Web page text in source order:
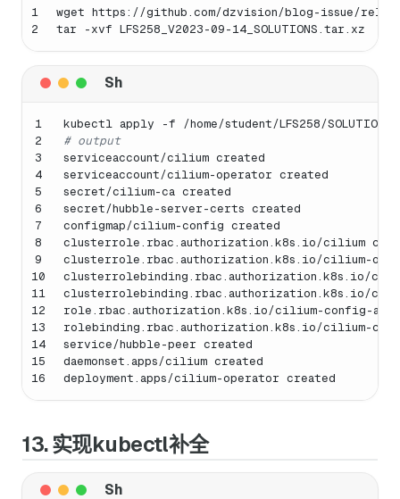
1
2
wget https://github.com/dzvision/blog-issue/
tar -xvf LFS258_V2023-09-14_SOLUTIONS.tar.xz
1
2
3
4
5
6
7
8
9
10
11
12
13
14
15
16
kubectl apply -f /home/student/LFS258/
# output
serviceaccount/cilium created
serviceaccount/cilium-operator created
secret/cilium-ca created
secret/hubble-server-certs created
configmap/cilium-config created
clusterrole.rbac.authorization.k8s.io/cilium
clusterrole.rbac.authorization.k8s.io/cilium-
clusterrolebinding.rbac.authorization.k8s.io/
clusterrolebinding.rbac.authorization.k8s.io/
role.rbac.authorization.k8s.io/cilium-config-
rolebinding.rbac.authorization.k8s.io/cilium-
service/hubble-peer created
daemonset.apps/cilium created
deployment.apps/cilium-operator created
13. 实现kubectl补全